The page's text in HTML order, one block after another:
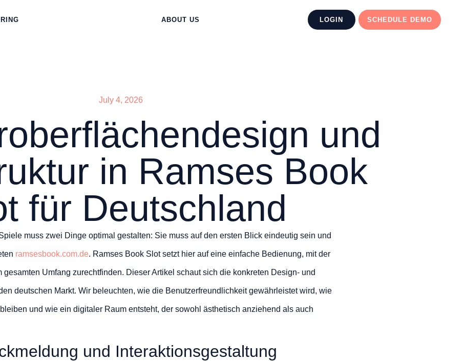
ABOUT US LOGIN SCHEDULE DEMO
July 4, 2026
und
in Ramses Book
für Deutschland
muss zwei Dinge optimal gestalten: Sie muss auf den ersten Blick eindeutig sein und
ramsesbook.com.de. Ramses Book Slot setzt hier auf eine einfache Bedienung, mit der
gesamten Umfang zurechtfinden. Dieser Artikel schaut sich die konkreten Design- und
deutschen Markt. Wir beleuchten, wie die Benutzerfreundlichkeit gewährleistet wird, wie
und wie ein digitaler Raum entsteht, der sowohl ästhetisch anziehend als auch
und Interaktionsgestaltung